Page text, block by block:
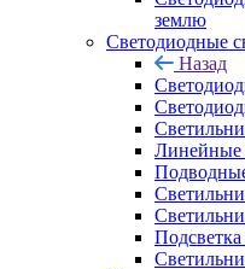
землю
Светодиодные
Назад
Линейные